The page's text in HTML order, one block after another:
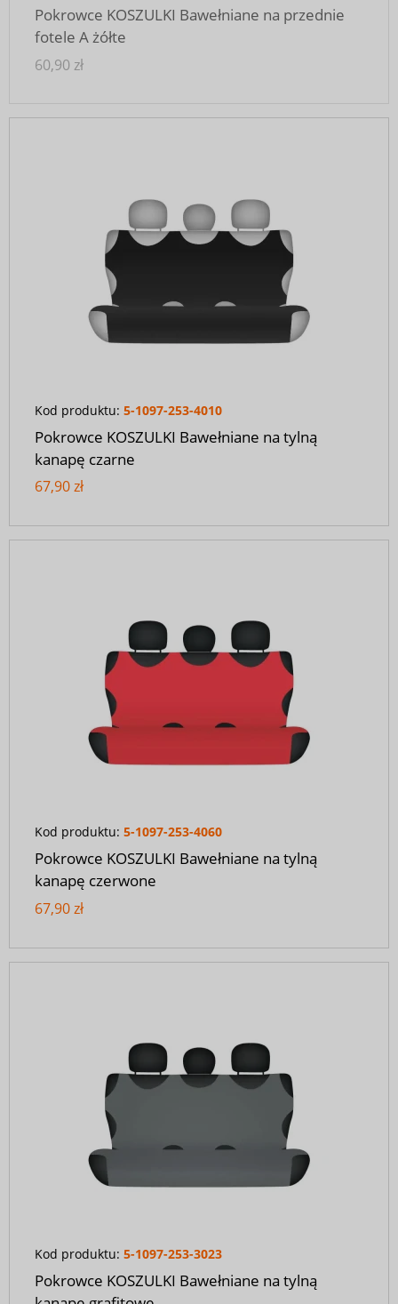
Pokrowce KOSZULKI Bawełniane na przednie
fotele A żółte
60,90 zł
Kod produktu: 5-1097-253-4010
Pokrowce KOSZULKI Bawełniane na tylną
kanapę czarne
67,90 zł
Kod produktu: 5-1097-253-4060
Pokrowce KOSZULKI Bawełniane na tylną
kanapę czerwone
67,90 zł
Kod produktu: 5-1097-253-3023
Pokrowce KOSZULKI Bawełniane na tylną